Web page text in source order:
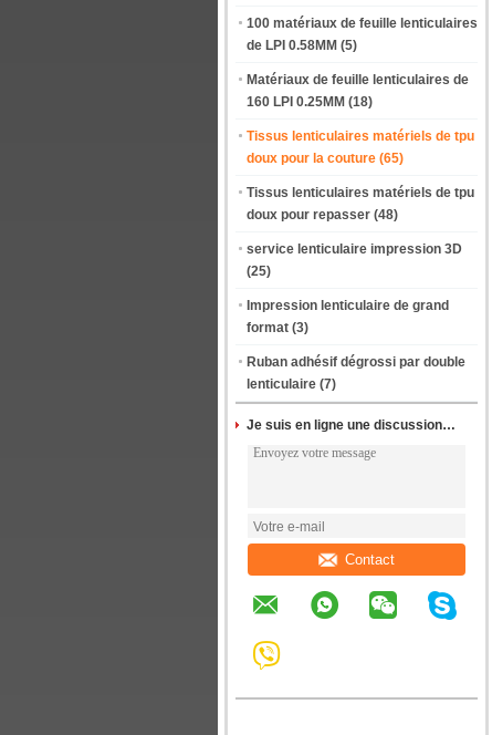
100 matériaux de feuille lenticulaires
de LPI 0.58MM (5)
Matériaux de feuille lenticulaires de
160 LPI 0.25MM (18)
Tissus lenticulaires matériels de tpu
doux pour la couture (65)
Tissus lenticulaires matériels de tpu
doux pour repasser (48)
service lenticulaire impression 3D
(25)
Impression lenticulaire de grand
format (3)
Ruban adhésif dégrossi par double
lenticulaire (7)
Je suis en ligne une discussion en ligne
Contact